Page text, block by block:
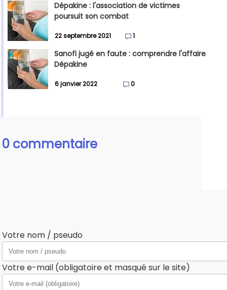
Dépakine : l'association de victimes
poursuit son combat
22 septembre 2021 1
Sanofi jugé en faute : comprendre l'affaire
Dépakine
6 janvier 2022 0
0 commentaire
Votre nom / pseudo
Votre e-mail (obligatoire et masqué sur le site)